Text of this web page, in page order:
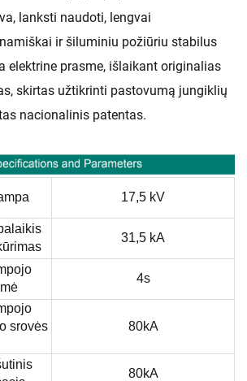
lanksti naudoti, lengvai
ir šiluminiu požiūriu stabilus
elektrine prasme, išlaikant originalias
skirtas užtikrinti pastovumą jungiklių
nacionalinis patentas.
17,5 kV
31,5 kA
4s
srovės
80kA
80kA